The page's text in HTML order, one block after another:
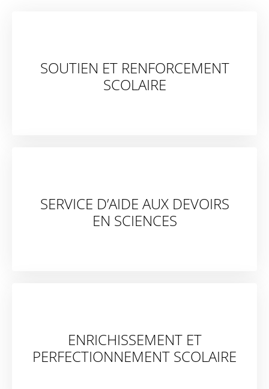
SOUTIEN ET RENFORCEMENT
SCOLAIRE
SERVICE D’AIDE AUX DEVOIRS
EN SCIENCES
ENRICHISSEMENT ET
PERFECTIONNEMENT SCOLAIRE